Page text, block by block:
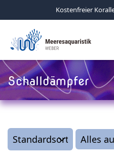
Kostenfreier
Schalldämpfer